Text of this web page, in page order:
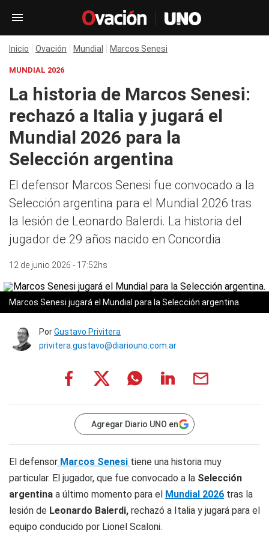
Inicio Ovación Mundial Marcos Senesi
MUNDIAL 2026
La historia de Marcos Senesi:
rechazó a Italia y jugará el
Mundial 2026 para la
Selección argentina
El defensor Marcos Senesi fue convocado a la
Selección argentina para el Mundial 2026 tras
la lesión de Leonardo Balerdi. La historia del
jugador de 29 años nacido en Concordia
12 de junio 2026 - 17:52hs
Marcos Senesi jugará el Mundial para la Selección argentina.
PorGustavo Privitera
privitera.gustavo@diariouno.com.ar
Agregar Diario UNO en
El defensor Marcos Senesi tiene una historia muy
particular. El jugador, que fue convocado a la Selección
argentina a último momento para el Mundial 2026 tras la
lesión de Leonardo Balerdi, rechazó a Italia y jugará para el
equipo conducido por Lionel Scaloni.